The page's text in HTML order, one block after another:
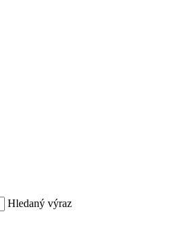
Hledaný výraz